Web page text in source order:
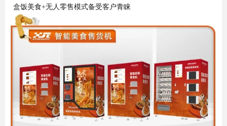
盒饭美食+无人零售模式备受客户青睐